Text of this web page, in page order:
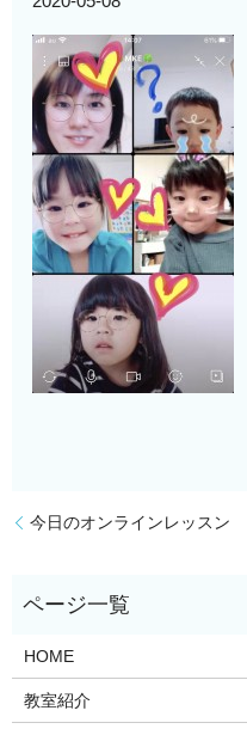
今日のオンラインレッスン
HOME
教室紹介